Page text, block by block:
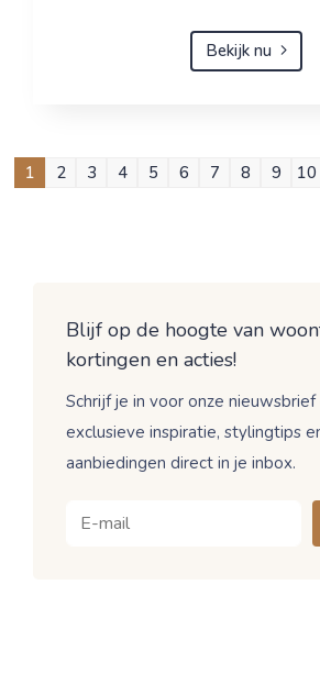
Bekijk nu
1 2 3 4 5 6 7 8 9 10
Blijf op de hoogte van
kortingen en acties!
Schrijf je in voor onze
exclusieve inspiratie, stylingtips
aanbiedingen direct in je inbox.